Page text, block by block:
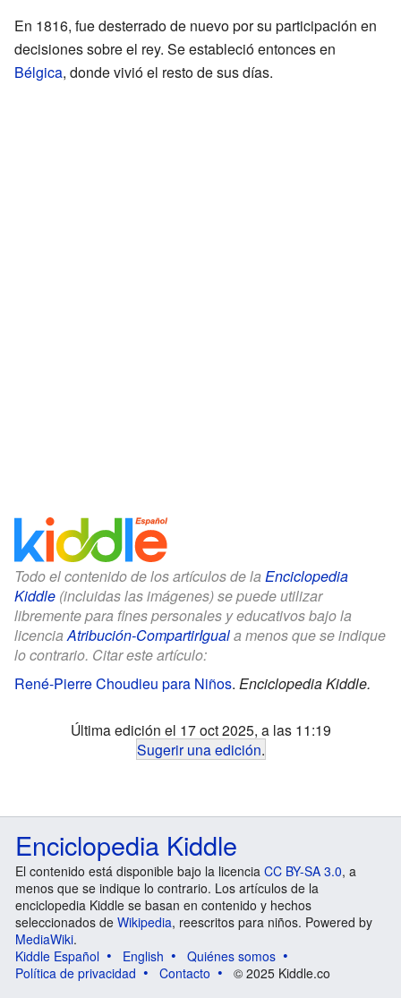
En 1816, fue desterrado de nuevo por su participación en
decisiones sobre el rey. Se estableció entonces en
Bélgica, donde vivió el resto de sus días.
Todo el contenido de los artículos de la Enciclopedia
Kiddle (incluidas las imágenes) se puede utilizar
libremente para fines personales y educativos bajo la
licenciaAtribución-CompartirIguala menos que se indique
lo contrario. Citar este artículo:
René-Pierre Choudieu para Niños. Enciclopedia Kiddle.
Última edición el 17 oct 2025, a las 11:19
Sugerir una edición.
Enciclopedia Kiddle
El contenido está disponible bajo la licencia CC BY-SA 3.0, a
menos que se indique lo contrario. Los artículos de la
enciclopedia Kiddle se basan en contenido y hechos
seleccionados de Wikipedia, reescritos para niños. Powered by
MediaWiki.
Kiddle Español
English
Quiénes somos
Política de privacidad
Contacto © 2025 Kiddle.co